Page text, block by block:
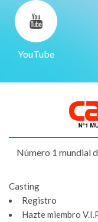
YouTube
Número 1 mundial
Casting
Registro
Hazte miembro